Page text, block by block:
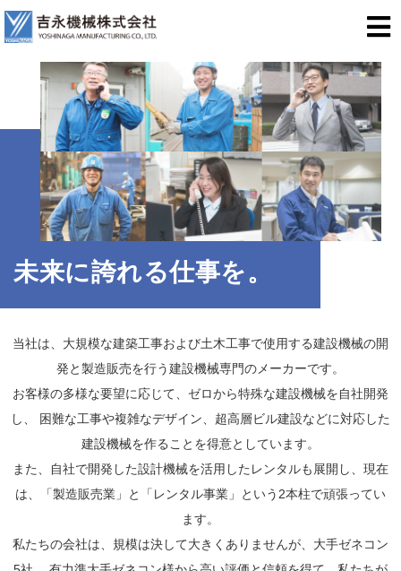
未来に誇れる仕事を。
当社は、大規模な建築工事および土木工事で使用する建設機械の開
発と製造販売を行う建設機械専門のメーカーです。
お客様の多様な要望に応じて、ゼロから特殊な建設機械を自社開発
し、
困難な工事や複雑なデザイン、超高層ビル建設などに対応した
建設機械を作ることを得意としています。
また、自社で開発した設計機械を活用したレンタルも展開し、現在
は、「製造販売業」と「レンタル事業」という2本柱で頑張ってい
ます。
私たちの会社は、規模は決して大きくありませんが、大手ゼネコン